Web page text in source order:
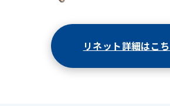
リネット詳細はこ